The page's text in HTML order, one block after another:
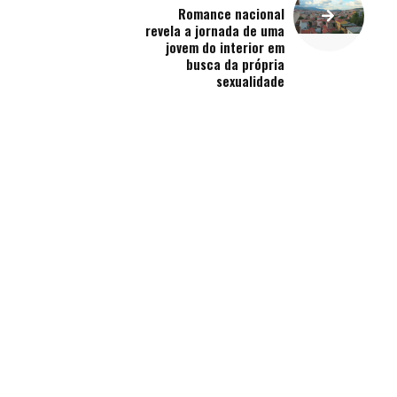
Romance nacional
revela a jornada de uma
jovem do interior em
busca da própria
sexualidade